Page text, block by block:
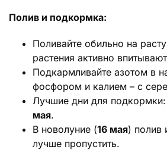
Полив и подкормка:
Поливайте обильно на
растения активно
Подкармливайте азотом в
фосфором и калием – с
Лучшие дни для подкормки:
мая.
В новолуние (16 мая) полив
лучше пропустить.